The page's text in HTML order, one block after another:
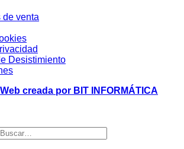
venta
Desistimiento
Web creada por BIT INFORMÁTICA